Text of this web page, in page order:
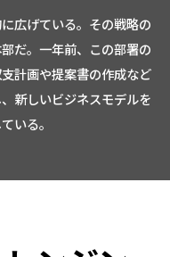
広げている。その戦略の
だ。一年前、この部署の
計画や提案書の作成など
新しいビジネスモデルを
いる。